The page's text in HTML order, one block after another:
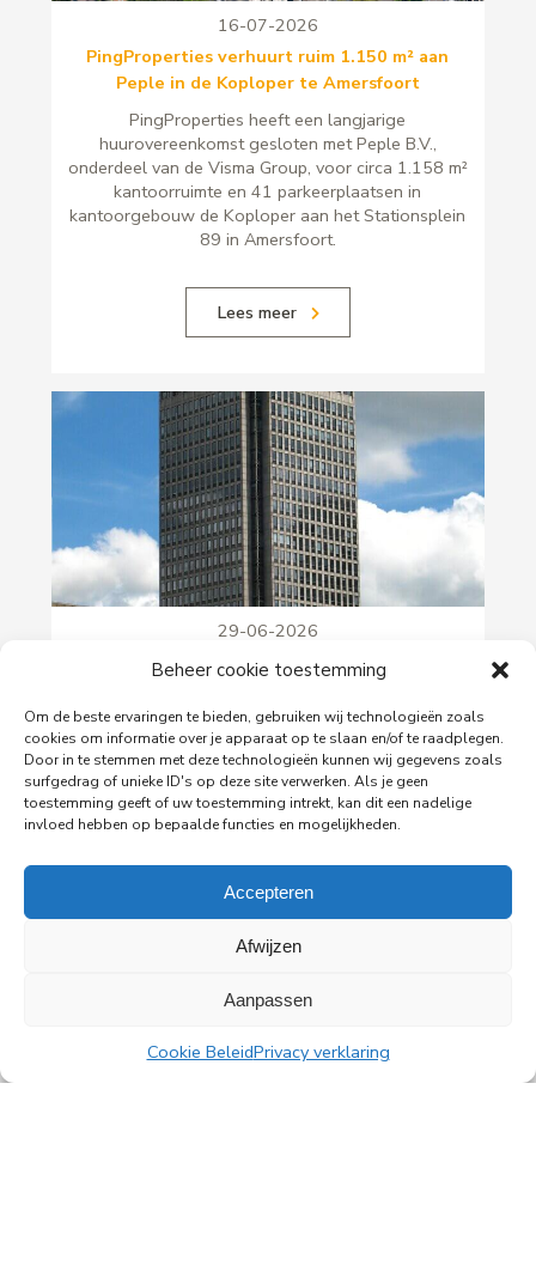
Beheer cookie toestemming
Om de beste ervaringen te bieden, gebruiken wij technologieën zoals
cookies om informatie over je apparaat op te slaan en/of te raadplegen.
Door in te stemmen met deze technologieën kunnen wij gegevens zoals
surfgedrag of unieke ID's op deze site verwerken. Als je geen
toestemming geeft of uw toestemming intrekt, kan dit een nadelige
invloed hebben op bepaalde functies en mogelijkheden.
Accepteren
Afwijzen
Aanpassen
Cookie BeleidPrivacy verklaring
16-07-2026
PingProperties verhuurt ruim 1.150 m² aan
Peple in de Koploper te Amersfoort
PingProperties heeft een langjarige
huurovereenkomst gesloten met Peple B.V.,
onderdeel van de Visma Group, voor circa 1.158 m²
kantoorruimte en 41 parkeerplaatsen in
kantoorgebouw de Koploper aan het Stationsplein
89 in Amersfoort.
Lees meer
29-06-2026
PingProperties verhuist haar hoofdkantoor naar
de Rembrandttoren in Amsterdam
PingProperties heeft haar hoofdkantoor gevestigd
in de Rembrandttoren (Rembrandt Tower), het
iconische gebouw aan het Amstelplein in
Amsterdam.
Lees meer